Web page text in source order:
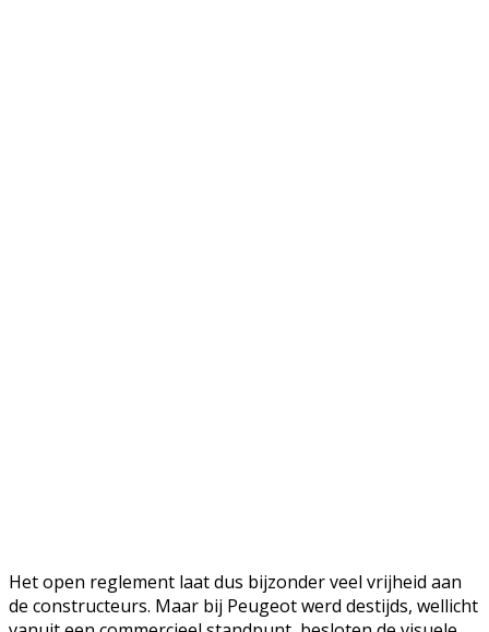
Het open reglement laat dus bijzonder veel vrijheid aan
de constructeurs. Maar bij Peugeot werd destijds, wellicht